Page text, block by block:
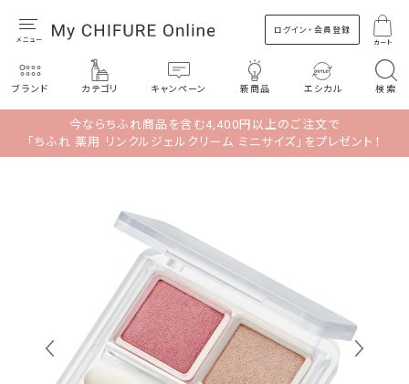
ログイン・会員登録
カート
ブランド カテゴリ キャンペーン 新商品 エシカル 検索
今ならちふれ商品を含む4,400円以上のご注文で
「ちふれ 薬用 リンクルジェルクリーム ミニサイズ」をプレゼント！